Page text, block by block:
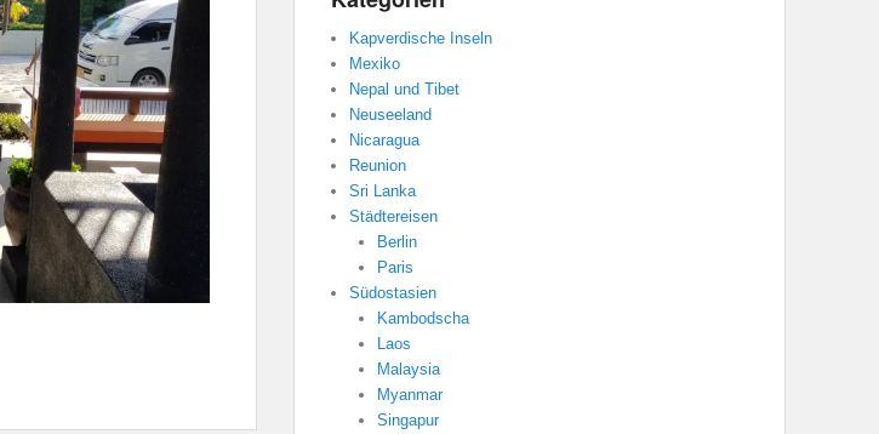
Kapverdische Inseln
Mexiko
Nepal und Tibet
Neuseeland
Nicaragua
Reunion
Sri Lanka
Städtereisen
Berlin
Paris
Südostasien
Kambodscha
Laos
Malaysia
Myanmar
Singapur